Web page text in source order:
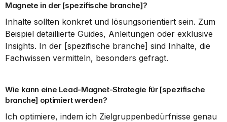
Magnete in der [spezifische branche]?
Inhalte sollten konkret und lösungsorientiert sein. Zum
Beispiel detaillierte Guides, Anleitungen oder exklusive
Insights. In der [spezifische branche] sind Inhalte, die
Fachwissen vermitteln, besonders gefragt.
Wie kann eine Lead-Magnet-Strategie für [spezifische
branche] optimiert werden?
Ich optimiere, indem ich Zielgruppenbedürfnisse genau